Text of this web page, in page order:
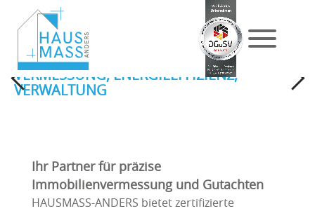
Previous Next
Präzision und Vertrauen in Ihre Immobilie
VERMESSUNG, ENERGIEEFFIZIENZ,
VERWALTUNG
Ihr Partner für präzise
Immobilienvermessung und Gutachten
HAUSMASS-ANDERS bietet zertifizierte
entsprechendes Datenschutzniveau auf und es besteht
das Risiko eines Zugriffs durch lokale
Sicherheitsbehörden. Soweit Sie eine Einwilligung
erteilen, können Sie diese jederzeit mit Wirkung für die
Zukunft in den Trackingeinstellungen widerrufen.